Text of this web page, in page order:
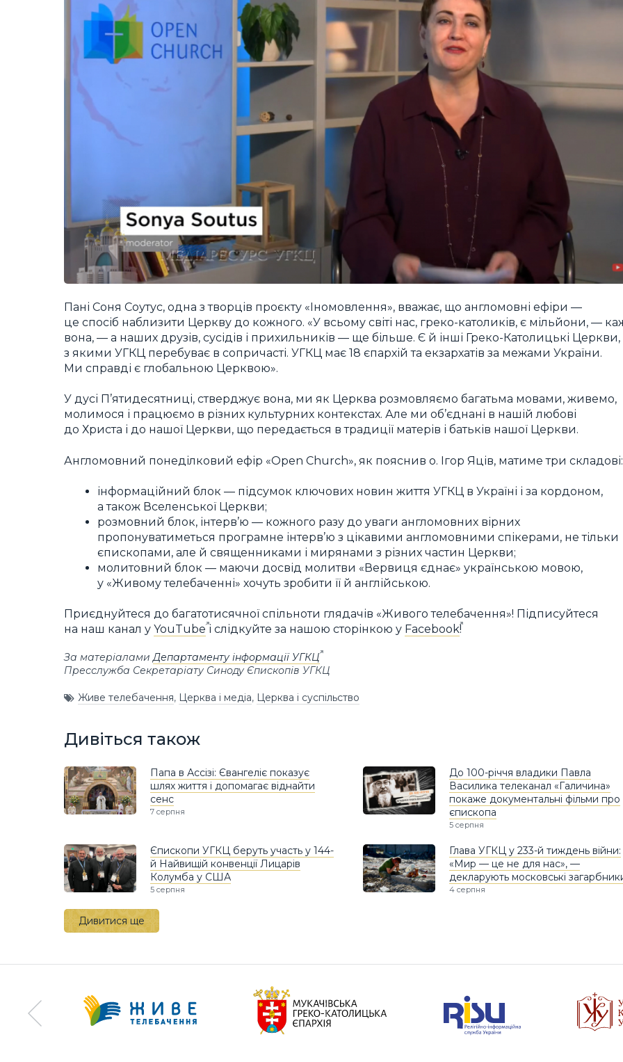
Пані Соня Соутус, одна з творців проєкту «Іномовлення», вважає, що англомовні ефіри —
це спосіб наблизити Церкву до кожного. «У всьому світі нас, греко-католиків, є мільйони, —
вона, — а наших друзів, сусідів і прихильників — ще більше. Є й інші Греко-Католицькі Церкви,
з якими УГКЦ перебуває в сопричасті. УГКЦ має 18 єпархій та екзархатів за межами України.
Ми справді є глобальною Церквою».
У дусі П’ятидесятниці, стверджує вона, ми як Церква розмовляємо багатьма мовами, живемо,
молимося і працюємо в різних культурних контекстах. Але ми об’єднані в нашій любові
до Христа і до нашої Церкви, що передається в традиції матерів і батьків нашої Церкви.
Англомовний понеділковий ефір «Open Church», як пояснив о. Ігор Яців, матиме три складові:
інформаційний блок — підсумок ключових новин життя УГКЦ в Україні і за кордоном,
а також Вселенської Церкви;
розмовний блок, інтерв’ю — кожного разу до уваги англомовних вірних
пропонуватиметься програмне інтерв’ю з цікавими англомовними спікерами, не тільки
єпископами, але й священниками і мирянами з різних частин Церкви;
молитовний блок — маючи досвід молитви «Вервиця єднає» українською мовою,
у «Живому телебаченні» хочуть зробити її й англійською.
Приєднуйтеся до багатотисячної спільноти глядачів «Живого телебачення»! Підписуйтеся
на наш канал у YouTubeі слідкуйте за нашою сторінкою у Facebook!
За матеріаламиДепартаменту інформації УГКЦ
Пресслужба Секретаріату Синоду Єпископів УГКЦ
Живе телебачення, Церква і медіа, Церква і суспільство
Дивіться також
Папа в Ассізі: Євангеліє показує
шлях життя і допомагає віднайти
сенс
7 серпня
До 100-річчя владики Павла
Василика телеканал «Галичина»
покаже документальні фільми про
єпископа
5 серпня
Єпископи УГКЦ беруть участь у 144-
й Найвищій конвенції Лицарів
Колумба у США
5 серпня
Глава УГКЦ у 233-й тиждень війни:
«Мир — це не для нас», —
декларують московські
4 серпня
Дивитися ще